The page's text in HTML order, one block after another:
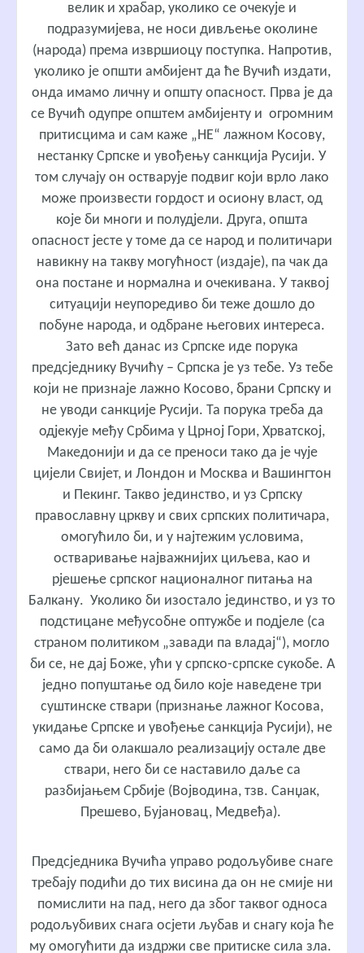
велик и храбар, уколико се очекује и
подразумијева, не носи дивљење околине
(народа) према извршиоцу поступка. Напротив,
уколико је општи амбијент да ће Вучић издати,
онда имамо личну и општу опасност. Прва је да
се Вучић одупре општем амбијенту и огромним
притисцима и сам каже „НЕ“ лажном Косову,
нестанку Српске и увођењу санкција Русији. У
том случају он остварује подвиг који врло лако
може произвести гордост и осиону власт, од
које би многи и полудјели. Друга, општа
опасност јесте у томе да се народ и политичари
навикну на такву могућност (издаје), па чак да
она постане и нормална и очекивана. У таквој
ситуацији неупоредиво би теже дошло до
побуне народа, и одбране његових интереса.
Зато већ данас из Српске иде порука
предсједнику Вучићу – Српска је уз тебе. Уз тебе
који не признаје лажно Косово, брани Српску и
не уводи санкције Русији. Та порука треба да
одјекује међу Србима у Црној Гори, Хрватској,
Македонији и да се преноси тако да је чује
цијели Свијет, и Лондон и Москва и Вашингтон
и Пекинг. Такво јединство, и уз Српску
православну цркву и свих српских политичара,
омогућило би, и у најтежим условима,
остваривање најважнијих циљева, као и
рјешење српског националног питања на
Балкану. Уколико би изостало јединство, и уз то
подстицане међусобне оптужбе и подјеле (са
страном политиком „завади па владај“), могло
би се, не дај Боже, ући у српско-српске сукобе. А
једно попуштање од било које наведене три
суштинске ствари (признање лажног Косова,
укидање Српске и увођење санкција Русији), не
само да би олакшало реализацију остале две
ствари, него би се наставило даље са
разбијањем Србије (Војводина, тзв. Санџак,
Прешево, Бујановац, Медвеђа).
Предсједника Вучића управо родољубиве снаге
требају подићи до тих висина да он не смије ни
помислити на пад, него да због таквог односа
родољубивих снага осјети љубав и снагу која ће
му омогућити да издржи све притиске сила зла.